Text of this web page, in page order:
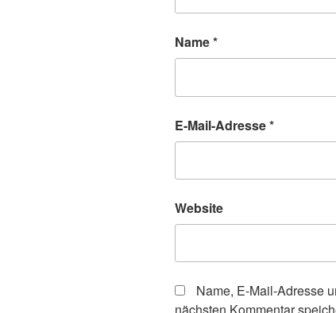
Name*
E-Mail-Adresse*
Website
Name, E-Mail-Adresse